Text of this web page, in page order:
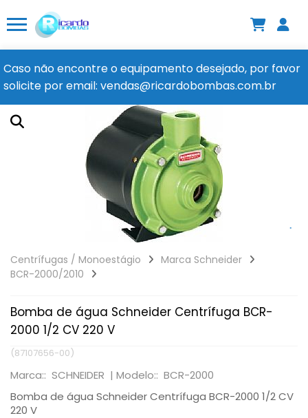
Caso não encontre o equipamento desejado, por favor
solicite por email: vendas@ricardobombas.com.br
Centrífugas / Monoestágio
Marca Schneider
BCR-2000/2010
Bomba de água Schneider Centrífuga BCR-
2000 1/2 CV 220 V
(87107656-00)
Marca:: SCHNEIDER | Modelo:: BCR-2000
Bomba de água Schneider Centrífuga BCR-2000 1/2 CV
220 V